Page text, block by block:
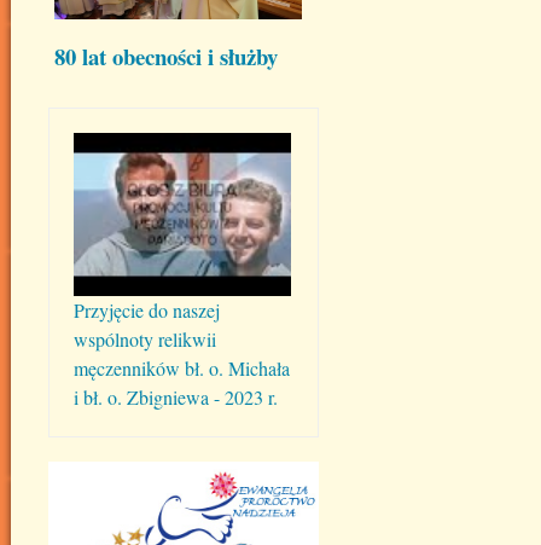
80 lat obecności i służby
Przyjęcie do naszej
wspólnoty relikwii
męczenników bł. o. Michała
i bł. o. Zbigniewa - 2023 r.